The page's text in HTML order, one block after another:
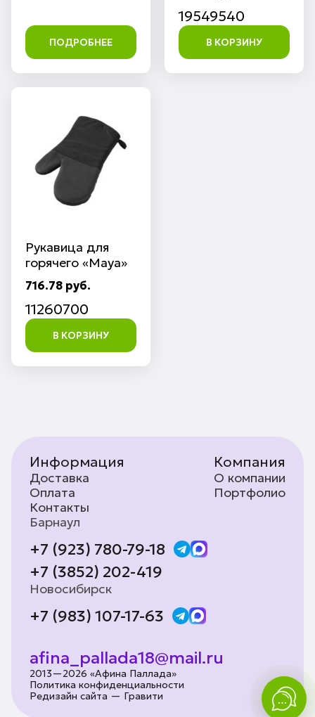
ПОДРОБНЕЕ
19549540
В КОРЗИНУ
Рукавица для
горячего «Maya»
716.78 руб.
11260700
В КОРЗИНУ
Информация
Доставка
Оплата
Контакты
Компания
О компании
Портфолио
Барнаул
+7 (923) 780-79-18
+7 (3852) 202-419
Новосибирск
+7 (983) 107-17-63
afina_pallada18@mail.ru
2013—2026 «Афина Паллада»
Политика конфиденциальности
Редизайн сайта — Гравити